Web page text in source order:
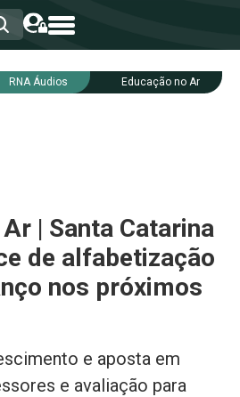
RNA Áudios Educação no Ar
| Santa Catarina
de alfabetização
nos próximos
e aposta em
e avaliação para